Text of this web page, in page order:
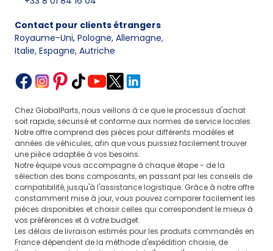
Contact pour clients étrangers
Royaume-Uni, Pologne, Allemagne,
Italie, Espagne, Autriche
Chez GlobalParts, nous veillons à ce que le processus d'achat
soit rapide, sécurisé et conforme aux normes de service locales.
Notre offre comprend des pièces pour différents modèles et
années de véhicules, afin que vous puissiez facilement trouver
une pièce adaptée à vos besoins.
Notre équipe vous accompagne à chaque étape - de la
sélection des bons composants, en passant par les conseils de
compatibilité, jusqu'à l'assistance logistique. Grâce à notre offre
constamment mise à jour, vous pouvez comparer facilement les
pièces disponibles et choisir celles qui correspondent le mieux à
vos préférences et à votre budget.
Les délais de livraison estimés pour les produits commandés en
France dépendent de la méthode d'expédition choisie, de